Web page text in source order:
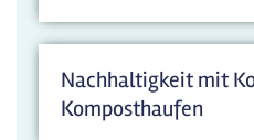
Nachhaltigkeit mit
Komposthaufen